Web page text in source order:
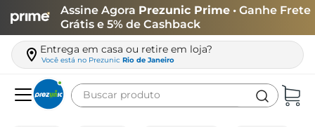
Assine Agora Prezunic Prime • Ganhe Frete
Grátis e 5% de Cashback
Entrega em casa ou retire em loja?
Você está no Prezunic Rio de Janeiro
Buscar produto